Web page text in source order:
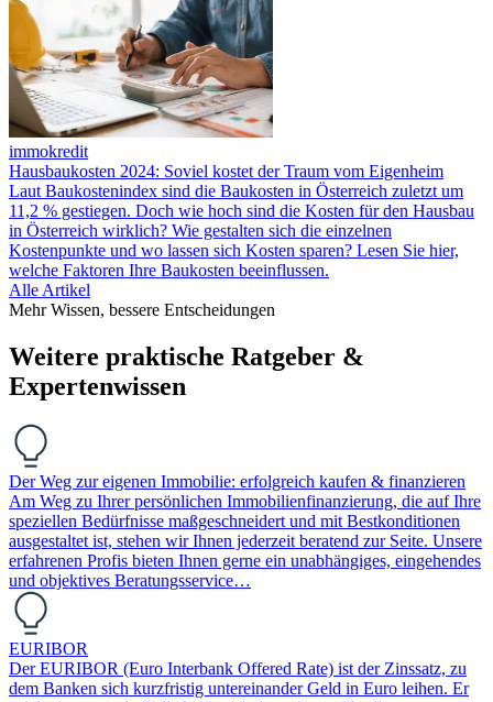
immokredit
Hausbaukosten 2024: Soviel kostet der Traum vom Eigenheim
Laut Baukostenindex sind die Baukosten in Österreich zuletzt um
11,2 % gestiegen. Doch wie hoch sind die Kosten für den Hausbau
in Österreich wirklich? Wie gestalten sich die einzelnen
Kostenpunkte und wo lassen sich Kosten sparen? Lesen Sie hier,
welche Faktoren Ihre Baukosten beeinflussen.
Alle Artikel
Mehr Wissen, bessere Entscheidungen
Weitere praktische Ratgeber &
Expertenwissen
Der Weg zur eigenen Immobilie: erfolgreich kaufen & finanzieren
Am Weg zu Ihrer persönlichen Immobilienfinanzierung, die auf Ihre
speziellen Bedürfnisse maßgeschneidert und mit Bestkonditionen
ausgestaltet ist, stehen wir Ihnen jederzeit beratend zur Seite. Unsere
erfahrenen Profis bieten Ihnen gerne ein unabhängiges, eingehendes
und objektives Beratungsservice…
EURIBOR
Der EURIBOR (Euro Interbank Offered Rate) ist der Zinssatz, zu
dem Banken sich kurzfristig untereinander Geld in Euro leihen. Er